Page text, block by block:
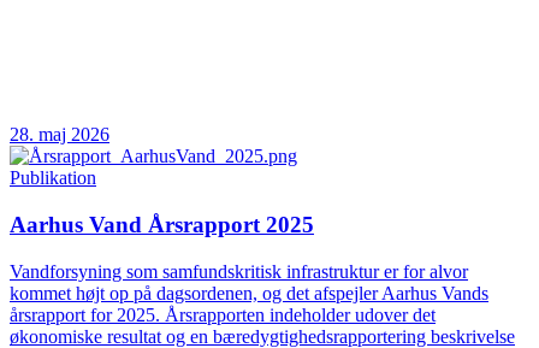
28. maj 2026
Publikation
Aarhus Vand Årsrapport 2025
Vandforsyning som samfundskritisk infrastruktur er for alvor
kommet højt op på dagsordenen, og det afspejler Aarhus Vands
årsrapport for 2025. Årsrapporten indeholder udover det
økonomiske resultat og en bæredygtighedsrapportering beskrivelse